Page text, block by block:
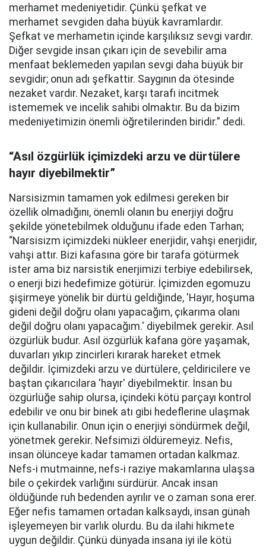
merhamet medeniyetidir. Çünkü şefkat ve
merhamet sevgiden daha büyük kavramlardır.
Şefkat ve merhametin içinde karşılıksız sevgi vardır.
Diğer sevgide insan çıkarı için de sevebilir ama
menfaat beklemeden yapılan sevgi daha büyük bir
sevgidir; onun adı şefkattir. Saygının da ötesinde
nezaket vardır. Nezaket, karşı tarafı incitmek
istememek ve incelik sahibi olmaktır. Bu da bizim
medeniyetimizin önemli öğretilerinden biridir.” dedi.
“Asıl özgürlük içimizdeki arzu ve dürtülere
hayır diyebilmektir”
Narsisizmin tamamen yok edilmesi gereken bir
özellik olmadığını, önemli olanın bu enerjiyi doğru
şekilde yönetebilmek olduğunu ifade eden Tarhan;
“Narsisizm içimizdeki nükleer enerjidir, vahşi enerjidir,
vahşi attır. Bizi kafasına göre bir tarafa götürmek
ister ama biz narsistik enerjimizi terbiye edebilirsek,
o enerji bizi hedefimize götürür. İçimizden egomuzu
şişirmeye yönelik bir dürtü geldiğinde, 'Hayır, hoşuma
gideni değil doğru olanı yapacağım, çıkarıma olanı
değil doğru olanı yapacağım.' diyebilmek gerekir. Asıl
özgürlük budur. Asıl özgürlük kafana göre yaşamak,
duvarları yıkıp zincirleri kırarak hareket etmek
değildir. İçimizdeki arzu ve dürtülere, çeldiricilere ve
baştan çıkarıcılara 'hayır' diyebilmektir. İnsan bu
özgürlüğe sahip olursa, içindeki kötü parçayı kontrol
edebilir ve onu bir binek atı gibi hedeflerine ulaşmak
için kullanabilir. Onun için o enerjiyi söndürmek değil,
yönetmek gerekir. Nefsimizi öldüremeyiz. Nefis,
insan ölünceye kadar tamamen ortadan kalkmaz.
Nefs-i mutmainne, nefs-i raziye makamlarına ulaşsa
bile o çekirdek varlığını sürdürür. Ancak insan
öldüğünde ruh bedenden ayrılır ve o zaman sona erer.
Eğer nefis tamamen ortadan kalksaydı, insan günah
işleyemeyen bir varlık olurdu. Bu da ilahi hikmete
uygun değildir. Çünkü dünyada insana iyi ile kötü